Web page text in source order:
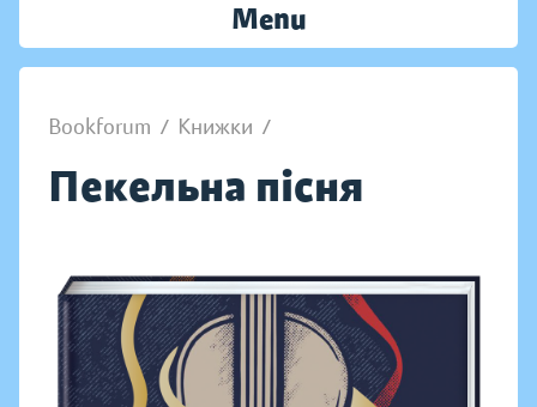
Menu
Bookforum / Книжки /
Пекельна пісня